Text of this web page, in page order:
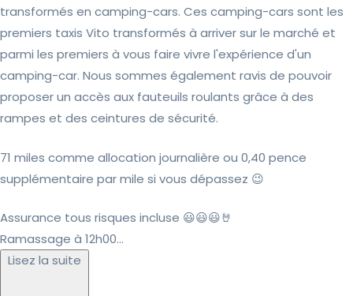
transformés en camping-cars. Ces camping-cars sont les
premiers taxis Vito transformés à arriver sur le marché et
parmi les premiers à vous faire vivre l'expérience d'un
camping-car. Nous sommes également ravis de pouvoir
proposer un accès aux fauteuils roulants grâce à des
rampes et des ceintures de sécurité.
71 miles comme allocation journalière ou 0,40 pence
supplémentaire par mile si vous dépassez 😉
Assurance tous risques incluse 😃😃😃🤘
Ramassage à 12h00...
Lisez la suite